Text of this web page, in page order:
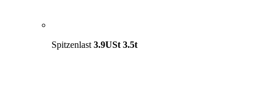
Spitzenlast 3.9USt 3.5t